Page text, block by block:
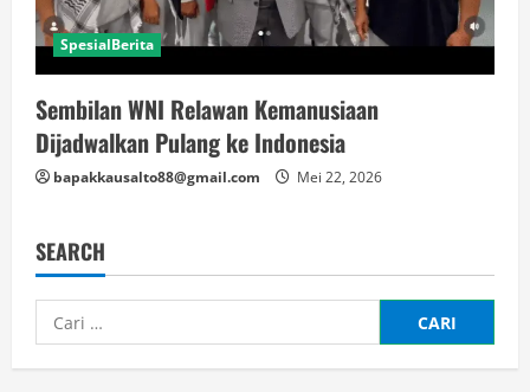
SpesialBerita
Sembilan WNI Relawan Kemanusiaan
Dijadwalkan Pulang ke Indonesia
bapakkausalto88@gmail.com Mei 22, 2026
SEARCH
Cari
untuk: